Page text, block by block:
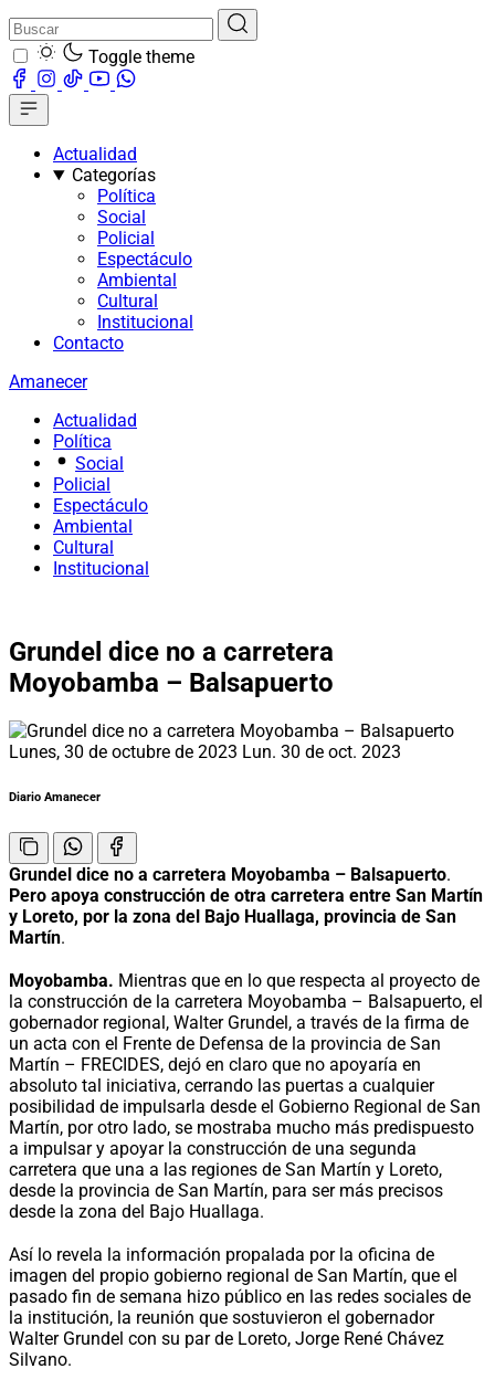
Toggle theme
Actualidad
Categorías
Política
Social
Policial
Espectáculo
Ambiental
Cultural
Institucional
Contacto
Amanecer
Actualidad
Política
Social
Policial
Espectáculo
Ambiental
Cultural
Institucional
Grundel dice no a carretera
Moyobamba – Balsapuerto
Lunes, 30 de octubre de 2023 Lun. 30 de oct. 2023
Diario Amanecer
Grundel dice no a carretera Moyobamba – Balsapuerto.
Pero apoya construcción de otra carretera entre San Martín
y Loreto, por la zona del Bajo Huallaga, provincia de San
Martín.
Moyobamba. Mientras que en lo que respecta al proyecto de
la construcción de la carretera Moyobamba – Balsapuerto, el
gobernador regional, Walter Grundel, a través de la firma de
un acta con el Frente de Defensa de la provincia de San
Martín – FRECIDES, dejó en claro que no apoyaría en
absoluto tal iniciativa, cerrando las puertas a cualquier
posibilidad de impulsarla desde el Gobierno Regional de San
Martín, por otro lado, se mostraba mucho más predispuesto
a impulsar y apoyar la construcción de una segunda
carretera que una a las regiones de San Martín y Loreto,
desde la provincia de San Martín, para ser más precisos
desde la zona del Bajo Huallaga.
Así lo revela la información propalada por la oficina de
imagen del propio gobierno regional de San Martín, que el
pasado fin de semana hizo público en las redes sociales de
la institución, la reunión que sostuvieron el gobernador
Walter Grundel con su par de Loreto, Jorge René Chávez
Silvano.